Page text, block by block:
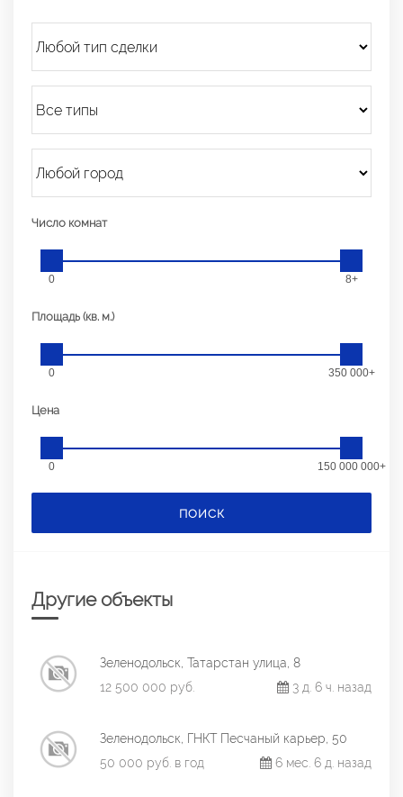
Число комнат
0 8+
Площадь (кв. м.)
0 350 000+
Цена
0 150 000 000+
ПОИСК
Другие объекты
Зеленодольск, Татарстан улица, 8
12 500 000 руб.
3 д. 6 ч. назад
Зеленодольск, ГНКТ Песчаный карьер, 50
50 000 руб. в год
6 мес. 6 д. назад